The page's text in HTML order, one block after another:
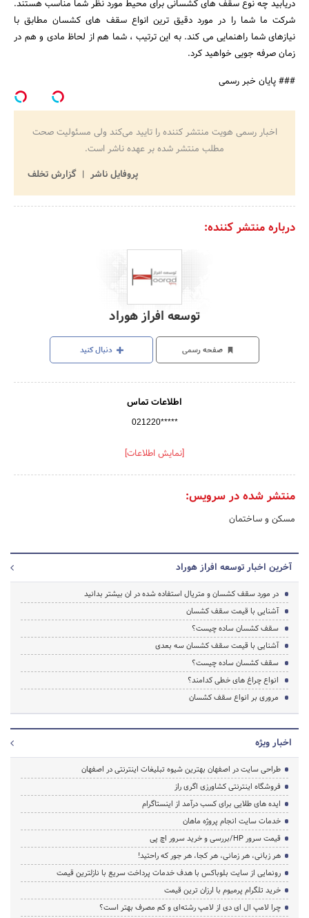
دریابید چه نوع سقف های کشسانی برای محیط مورد نظر شما مناسب هستند.
شرکت ما شما را در مورد دقیق ترین انواع سقف های کشسان مطابق با
نیازهای شما راهنمایی می کند. به این ترتیب ، شما هم از لحاظ مادی و هم در
زمان صرفه جویی خواهید کرد.
### پایان خبر رسمی
اخبار رسمی هویت منتشر کننده را تایید می‌کند ولی مسئولیت صحت
مطلب منتشر شده بر عهده ناشر است.
پروفایل ناشر
گزارش تخلف
درباره منتشر کننده:
توسعه افراز هوراد
صفحه رسمی دنبال کنید
اطلاعات تماس
021220*****
[نمایش اطلاعات]
منتشر شده در سرویس:
مسکن و ساختمان
آخرین اخبار توسعه افراز هوراد
در مورد سقف کشسان و متریال استفاده شده در ان بیشتر بدانید
آشنایی با قیمت سقف کشسان
سقف کشسان ساده چیست؟
آشنایی با قیمت سقف کشسان سه بعدی
سقف کشسان ساده چیست؟
انواع چراغ های خطی کدامند؟
مروری بر انواع سقف کشسان
اخبار ویژه
طراحی سایت در اصفهان بهترین شیوه تبلیغات اینترنتی در اصفهان
فروشگاه اینترنتی کشاورزی اگری راز
ایده های طلایی برای کسب درآمد از اینستاگرام
خدمات سایت انجام پروژه ماهان
قیمت سرور HP/بررسی و خرید سرور اچ پی
هر زبانی، هر زمانی، هر کجا، هر جور که راحتید!
رونمایی از سایت بلوباکس با هدف خدمات پرداخت سریع با نازلترین قیمت
خرید تلگرام پرمیوم با ارزان ترین قیمت
چرا لامپ ال ای دی از لامپ رشته‌ای و کم مصرف بهتر است؟